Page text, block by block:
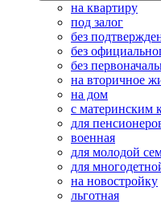
на квартиру
под залог
без
без
без
на вторичное
на дом
с материнским
для
военная
для молодой
для
на новостройку
льготная